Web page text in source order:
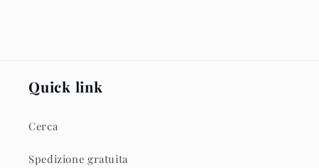
Quick link
Cerca
Spedizione gratuita